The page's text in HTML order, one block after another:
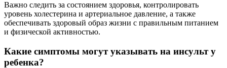
Важно следить за состоянием здоровья, контролировать
уровень холестерина и артериальное давление, а также
обеспечивать здоровый образ жизни с правильным питанием
и физической активностью.
Какие симптомы могут указывать на инсульт у
ребенка?